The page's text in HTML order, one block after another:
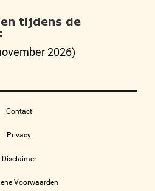
tijdens de
2026)
Contact
Privacy
Disclaimer
Voorwaarden